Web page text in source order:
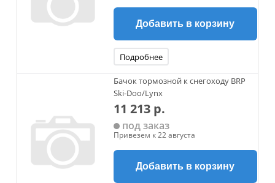
Добавить в корзину
Подробнее
Бачок тормозной к снегоходу BRP
Ski-Doo/Lynx
11 213 р.
под заказ
Привезем к 22 августа
Добавить в корзину